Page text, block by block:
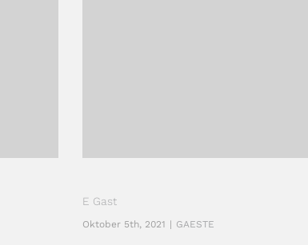
E Gast
Oktober 5th, 2021 GAESTE